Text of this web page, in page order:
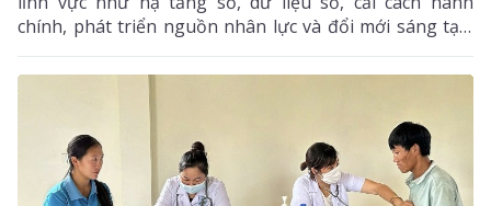
chính, phát triển nguồn nhân lực và đổi mới sáng tạo.
Trong 6 tháng cuối năm, tỉnh tiếp tục tập trung thực
hiện các nhiệm vụ trọng tâm, tạo chuyển biến mạnh
mẽ trong phát triển khoa học, công nghệ, đổi mới
sáng tạo và chuyển đổi số.